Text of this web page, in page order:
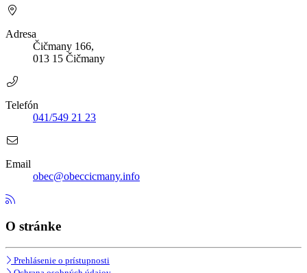
Adresa
Čičmany 166,
013 15 Čičmany
Telefón
041/549 21 23
Email
obec@obeccicmany.info
O stránke
Prehlásenie o prístupnosti